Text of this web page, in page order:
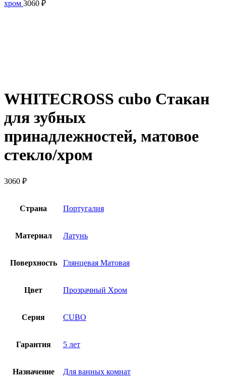
хром 3060 ₽
WHITECROSS cubo Стакан
для зубных
принадлежностей, матовое
стекло/хром
3060 ₽
Страна Португалия
Материал Латунь
Поверхность Глянцевая Матовая
Цвет Прозрачный Хром
Серия CUBO
Гарантия 5 лет
Назначение Для ванных комнат